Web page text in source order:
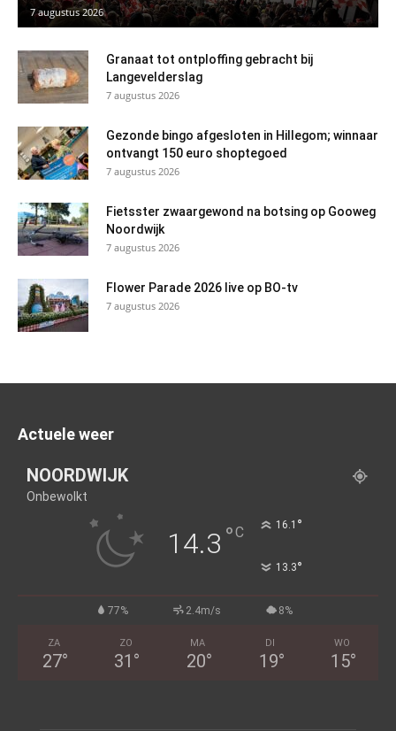
7 augustus 2026
Granaat tot ontploffing gebracht bij
Langevelderslag
7 augustus 2026
Gezonde bingo afgesloten in Hillegom; winnaar
ontvangt 150 euro shoptegoed
7 augustus 2026
Fietsster zwaargewond na botsing op Gooweg
Noordwijk
7 augustus 2026
Flower Parade 2026 live op BO-tv
7 augustus 2026
Actuele weer
NOORDWIJK
Onbewolkt
14.3 °C 16.1 °
13.3°
77% 2.4m/s 8%
ZA
27°
ZO
31 °
MA
20°
DI
19°
WO
15°